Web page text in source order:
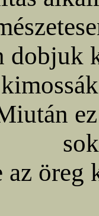
dobjuk
az